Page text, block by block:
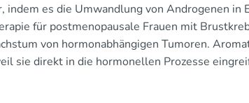
es die Umwandlung von Androgenen in
für postmenopausale Frauen mit
von hormonabhängigen Tumoren.
sie direkt in die hormonellen Prozesse